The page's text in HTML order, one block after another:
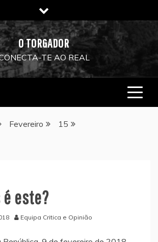
O TORGADOR
TE AO REAL
Fevereiro
15
é este?
Equipa Critica e Opinião